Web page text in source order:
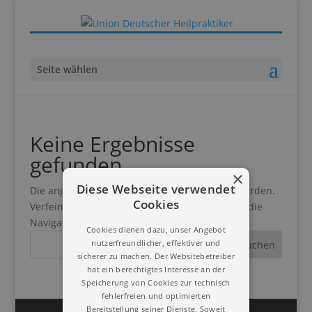
Seite wählen
Keine Ergebnisse
gefunden
Die angefragte Seite konnte nicht gefunden werden.
Verfeinern Sie Ihre Suche oder verwenden Sie die
Navigation oben, um den Beitrag zu finden.
Diese Webseite verwendet
Cookies
Cookies dienen dazu, unser Angebot
nutzerfreundlicher, effektiver und
sicherer zu machen. Der Websitebetreiber
hat ein berechtigtes Interesse an der
Speicherung von Cookies zur technisch
fehlerfreien und optimierten
Bereitstellung seiner Dienste. Soweit
×